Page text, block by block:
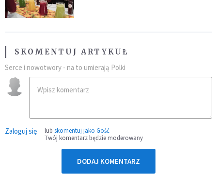
SKOMENTUJ ARTYKUŁ
Serce i nowotwory - na to umierają Polki
Zaloguj się lub skomentuj jako Gość
Twój komentarz będzie moderowany
DODAJ KOMENTARZ